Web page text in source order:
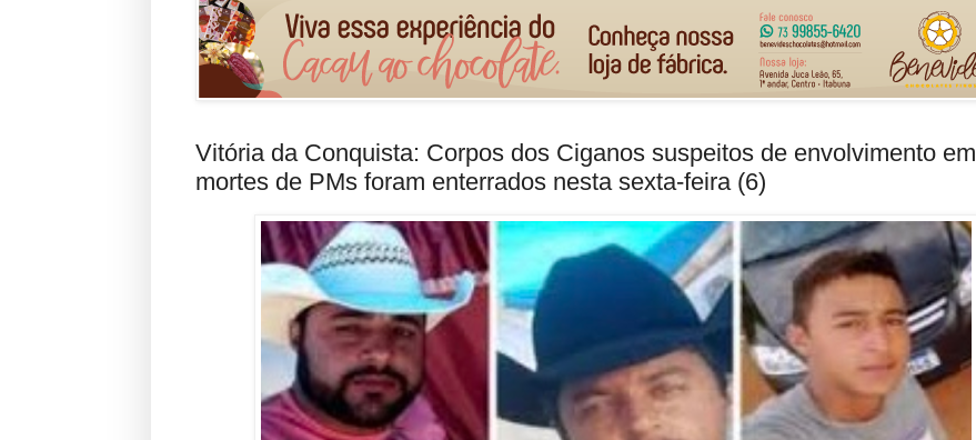
Vitória da Conquista: Corpos dos Ciganos suspeitos de envolvimento em
mortes de PMs foram enterrados nesta sexta-feira (6)